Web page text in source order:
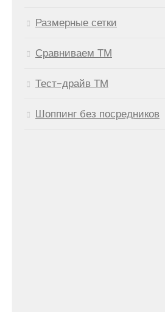
Размерные сетки
Сравниваем ТМ
Тест-драйв ТМ
Шоппинг без посредников